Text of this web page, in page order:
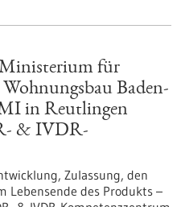
für
Baden-
in Reutlingen
& IVDR-
Zulassung, den
Lebensende des Produkts –